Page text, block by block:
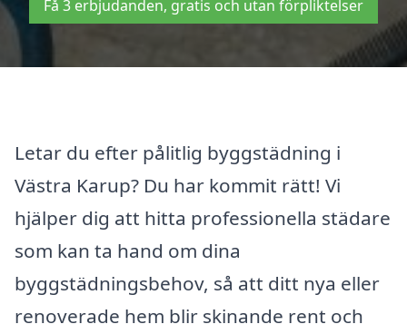
Få 3 erbjudanden, gratis och utan förpliktelser
Letar du efter pålitlig byggstädning i
Västra Karup? Du har kommit rätt! Vi
hjälper dig att hitta professionella städare
som kan ta hand om dina
byggstädningsbehov, så att ditt nya eller
renoverade hem blir skinande rent och